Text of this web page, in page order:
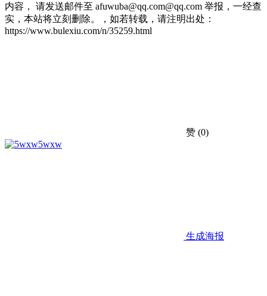
内容， 请发送邮件至 afuwuba@qq.com@qq.com 举报，一经查
实，本站将立刻删除。，如若转载，请注明出处：
https://www.bulexiu.com/n/35259.html
赞 (0)
5wxw
生成海报